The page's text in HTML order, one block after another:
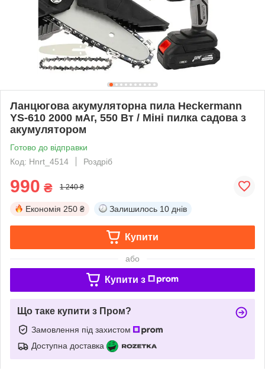
Ланцюгова акумуляторна пила Heckermann
YS-610 2000 мАг, 550 Вт / Міні пилка садова з
акумулятором
Готово до відправки
Код: Hnrt_4514
Роздріб
990 ₴ 1 240 ₴
Економія 250 ₴ Залишилось 10 днів
Купити
або
Купити з
Що таке купити з Пром?
Замовлення під захистом
Доступна доставка